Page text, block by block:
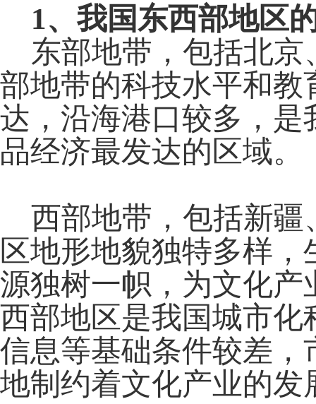
1、我国东西部地区
东部地带，包括北京
部地带的科技水平和
达，沿海港口较多，
品经济最发达的区域。
西部地带，包括新疆
区地形地貌独特多样
源独树一帜，为文化
西部地区是我国城市
信息等基础条件较差
地制约着文化产业的发